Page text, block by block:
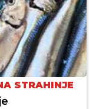
STRAHINJE